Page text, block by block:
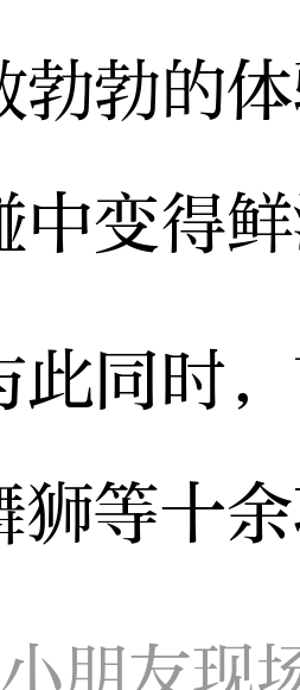
勃勃的
中变得
时，
狮等十
小朋友现